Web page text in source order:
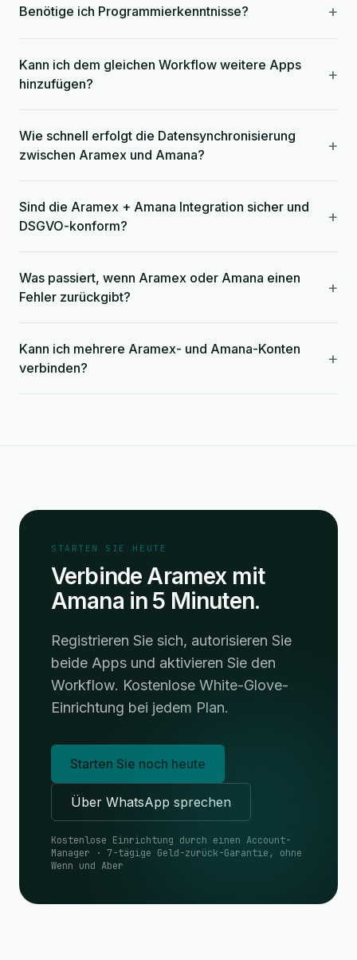
Benötige ich Programmierkenntnisse? +
Kann ich dem gleichen Workflow weitere Apps
hinzufügen?
+
Wie schnell erfolgt die Datensynchronisierung
zwischen Aramex und Amana?
+
Sind die Aramex + Amana Integration sicher und
DSGVO-konform?
+
Was passiert, wenn Aramex oder Amana einen
Fehler zurückgibt?
+
Kann ich mehrere Aramex- und Amana-Konten
verbinden?
+
STARTEN SIE HEUTE
Verbinde Aramex mit
Amana in 5 Minuten.
Registrieren Sie sich, autorisieren Sie
beide Apps und aktivieren Sie den
Workflow. Kostenlose White-Glove-
Einrichtung bei jedem Plan.
Starten Sie noch heute
Über WhatsApp sprechen
Kostenlose Einrichtung durch einen Account-
Manager · 7-tägige Geld-zurück-Garantie, ohne
Wenn und Aber